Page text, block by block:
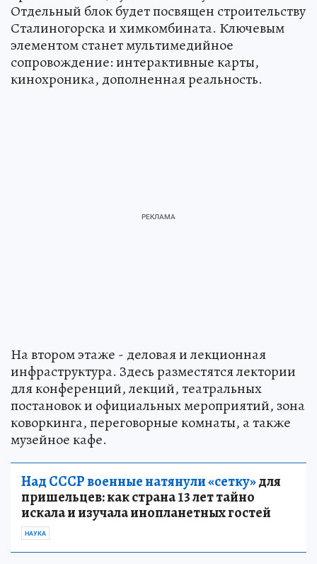
Отдельный блок будет посвящен строительству
Сталиногорска и химкомбината. Ключевым
элементом станет мультимедийное
сопровождение: интерактивные карты,
кинохроника, дополненная реальность.
На втором этаже - деловая и лекционная
инфраструктура. Здесь разместятся лектории
для конференций, лекций, театральных
постановок и официальных мероприятий, зона
коворкинга, переговорные комнаты, а также
музейное кафе.
Над СССР военные натянули «сетку»для
пришельцев: как страна 13 лет тайно
искала и изучала инопланетных гостей
НАУКА